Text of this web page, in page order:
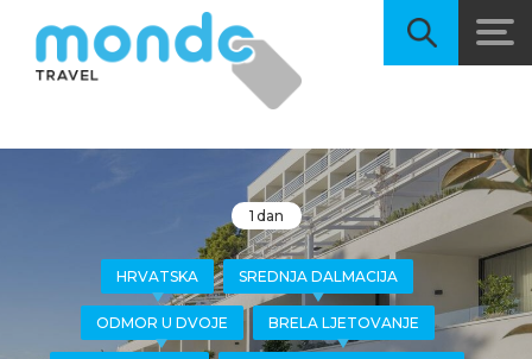
1 dan
HRVATSKA SREDNJA DALMACIJA
ODMOR U DVOJE BRELA LJETOVANJE